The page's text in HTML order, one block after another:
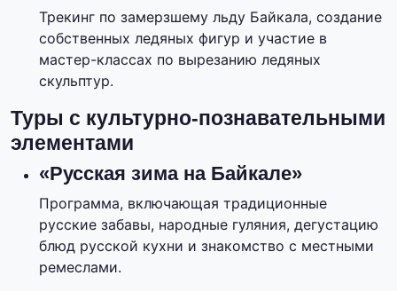
Трекинг по замерзшему льду Байкала, создание
собственных ледяных фигур и участие в
мастер-классах по вырезанию ледяных
скульптур.
Туры с культурно-познавательными
элементами
«Русская зима на Байкале»
Программа, включающая традиционные
русские забавы, народные гуляния, дегустацию
блюд русской кухни и знакомство с местными
ремеслами.